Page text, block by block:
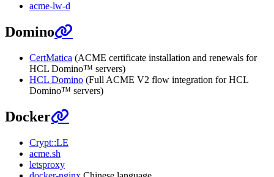
acme-lw-d
Domino
CertMatica (ACME certificate installation and renewals for
HCL Domino™ servers)
HCL Domino (Full ACME V2 flow integration for HCL
Domino™ servers)
Docker
Crypt::LE
acme.sh
letsproxy